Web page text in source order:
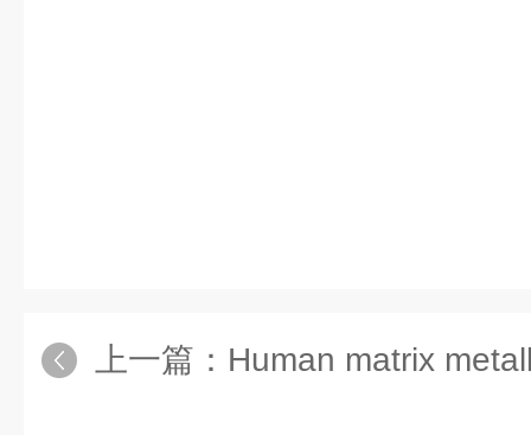
上一篇： Human matrix